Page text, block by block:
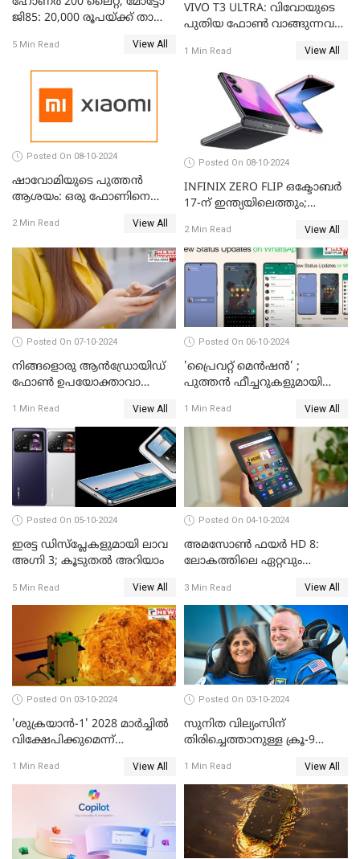
ജി85: 20,000 രൂപയ്ക്ക് താഴെ
ഏതാണ്?
5 Min Read View All
VIVO T3 ULTRA: വിവോയുടെ
പുതിയ ഫോൺ വാങ്ങുന്നവർ
1 Min Read View All
Posted On 08-10-2024
ഷാവോമിയുടെ പുത്തൻ
ആശയം: ഒരു ഫോണിനെ
2 Min Read View All
Posted On 08-10-2024
INFINIX ZERO FLIP ഒക്ടോബർ
17-ന് ഇന്ത്യയിലെത്തും;
കാര്യങ്ങൾ
2 Min Read View All
Posted On 07-10-2024
നിങ്ങളൊരു ആൻഡ്രോയിഡ്
ഫോൺ ഉപയോക്താവാണോ?
വാർത്ത!
1 Min Read View All
Posted On 06-10-2024
'പ്രൈവറ്റ് മെന്‍ഷന്‍' ;
പുത്തന്‍ ഫീച്ചറുകളുമായി
1 Min Read View All
Posted On 05-10-2024
ഇരട്ട ഡിസ്‌പ്ലേകളുമായി ലാവ
അഗ്നി 3; കൂടുതൽ അറിയാം
5 Min Read View All
Posted On 04-10-2024
അമസോൺ ഫയർ HD 8:
ലോകത്തിലെ ഏറ്റവും
എത്തി!
3 Min Read View All
Posted On 03-10-2024
'ശുക്രയാന്‍-1' 2028 മാര്‍ച്ചില്‍
വിക്ഷേപിക്കുമെന്ന്
1 Min Read View All
Posted On 03-10-2024
സുനിത വില്യംസിന്
തിരിച്ചെത്താനുള്ള ക്രൂ-9
ഐഎസ്എസിലെത്തി
1 Min Read View All